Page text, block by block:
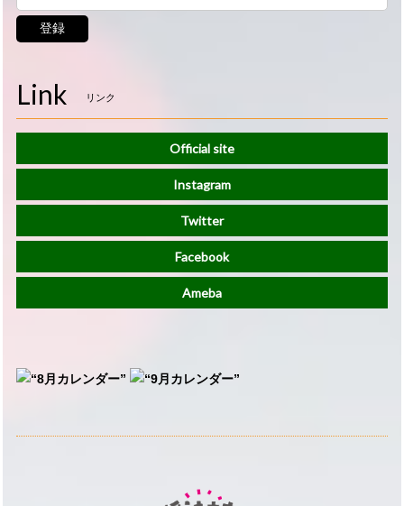
登録
Link リンク
Official site
Instagram
Twitter
Facebook
Ameba